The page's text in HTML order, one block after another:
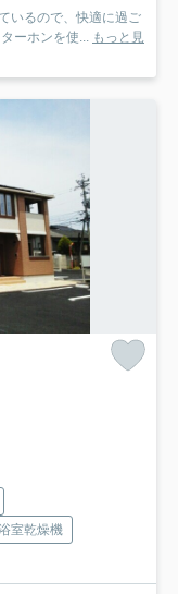
いるので、快適に過ご
ーホンを使... もっと見
室乾燥機